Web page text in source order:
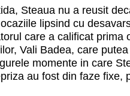
Steaua nu a reusit
lipsind cu
care a calificat prima
Vali Badea, care
momente in care
au fost din faze fixe,